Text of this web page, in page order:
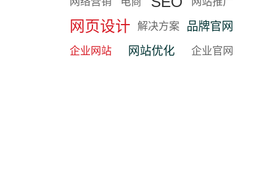
网页设计 解决方案 品牌官网
企业网站 网站优化 企业官网